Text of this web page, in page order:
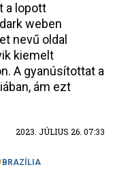
a lopott
weben
nevű oldal
kiemelt
A gyanúsítottat a
ám ezt
2023. JÚLIUS 26. 07:33
BRAZÍLIA